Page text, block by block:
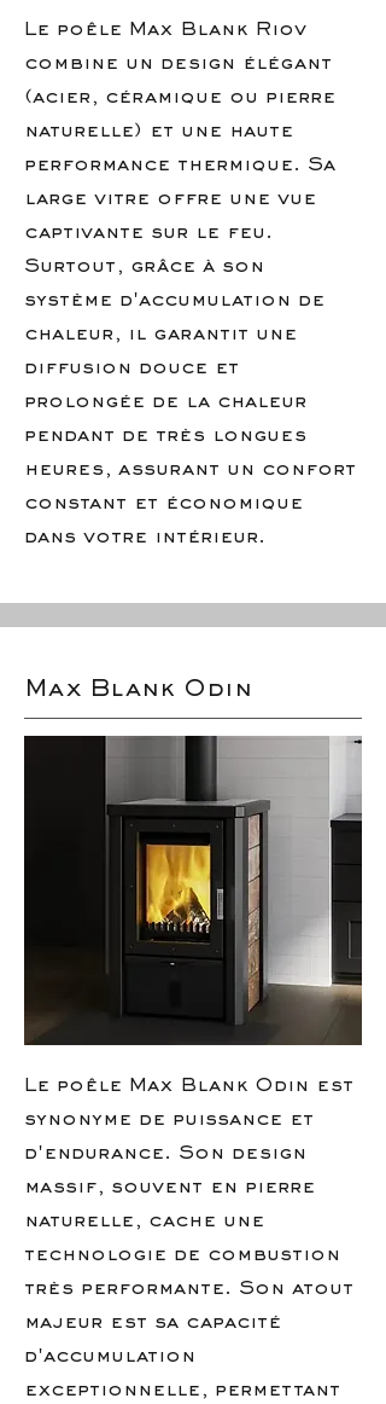
Le poêle Max Blank Riov
combine un design élégant
(acier, céramique ou pierre
naturelle) et une haute
performance thermique. Sa
large vitre offre une vue
captivante sur le feu.
Surtout, grâce à son
système d'accumulation de
chaleur, il garantit une
diffusion douce et
prolongée de la chaleur
pendant de très longues
heures, assurant un confort
constant et économique
dans votre intérieur.
Max Blank Odin
Le poêle Max Blank Odin est
synonyme de puissance et
d'endurance. Son design
massif, souvent en pierre
naturelle, cache une
technologie de combustion
très performante. Son atout
majeur est sa capacité
d'accumulation
exceptionnelle, permettant